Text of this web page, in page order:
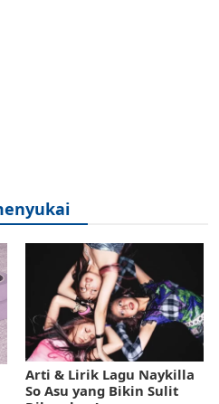
Arti & Lirik Lagu Naykilla
So Asu yang Bikin Sulit